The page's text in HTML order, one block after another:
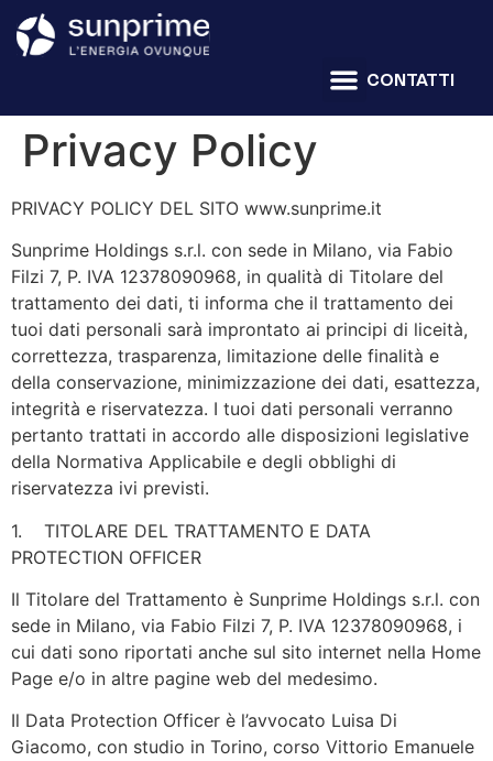
CONTATTI
Privacy Policy
PRIVACY POLICY DEL SITO www.sunprime.it
Sunprime Holdings s.r.l. con sede in Milano, via Fabio
Filzi 7, P. IVA 12378090968, in qualità di Titolare del
trattamento dei dati, ti informa che il trattamento dei
tuoi dati personali sarà improntato ai principi di liceità,
correttezza, trasparenza, limitazione delle finalità e
della conservazione, minimizzazione dei dati, esattezza,
integrità e riservatezza. I tuoi dati personali verranno
pertanto trattati in accordo alle disposizioni legislative
della Normativa Applicabile e degli obblighi di
riservatezza ivi previsti.
1. TITOLARE DEL TRATTAMENTO E DATA
PROTECTION OFFICER
Il Titolare del Trattamento è Sunprime Holdings s.r.l. con
sede in Milano, via Fabio Filzi 7, P. IVA 12378090968, i
cui dati sono riportati anche sul sito internet nella Home
Page e/o in altre pagine web del medesimo.
Il Data Protection Officer è l’avvocato Luisa Di
Giacomo, con studio in Torino, corso Vittorio Emanuele